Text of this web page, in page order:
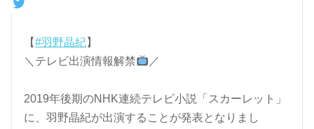
【#羽野晶紀】
＼テレビ出演情報解禁
／
2019年後期のNHK連続テレビ小説「スカーレット」
に、羽野晶紀が出演することが発表となりまし